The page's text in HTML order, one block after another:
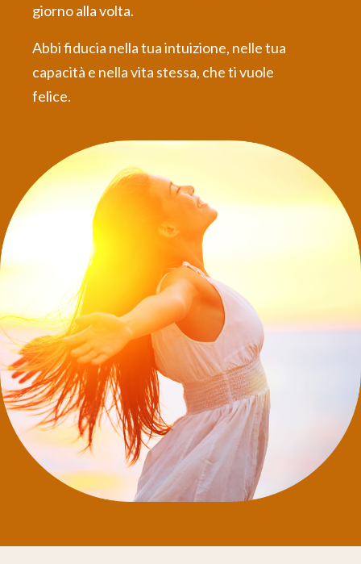
giorno alla volta.
Abbi fiducia nella tua intuizione, nelle tua
capacità e nella vita stessa, che ti vuole
felice.